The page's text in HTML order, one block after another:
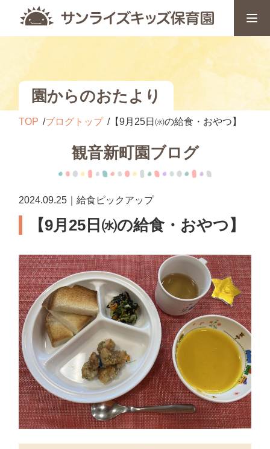
園からのおたより
TOP ブログトップ 【9月25日㈬の給食・おやつ】
観音新町園ブログ
2024.09.25｜給食ピックアップ
【9月25日㈬の給食・おやつ】